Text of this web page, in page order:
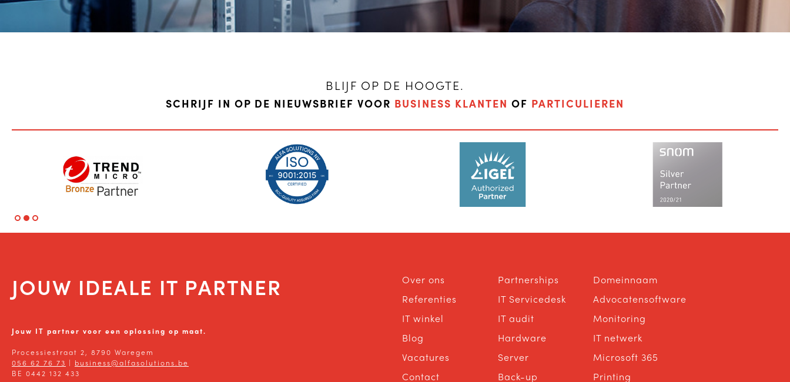
BLIJF OP DE HOOGTE.
SCHRIJF IN OP DE NIEUWSBRIEF VOOR BUSINESS KLANTEN OF PARTICULIEREN
JOUW IDEALE IT PARTNER
Jouw IT partner voor een oplossing op maat.
Processiestraat 2, 8790 Waregem
056 62 76 73 | business@alfasolutions.be
BE 0442 132 433
Over ons
Referenties
IT winkel
Blog
Vacatures
Contact
Partnerships
IT Servicedesk
IT audit
Hardware
Server
Back-up
Domeinnaam
Advocatensoftware
Monitoring
IT netwerk
Microsoft 365
Printing